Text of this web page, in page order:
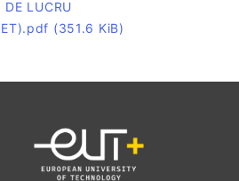
LUCRU
(351.6 KiB)